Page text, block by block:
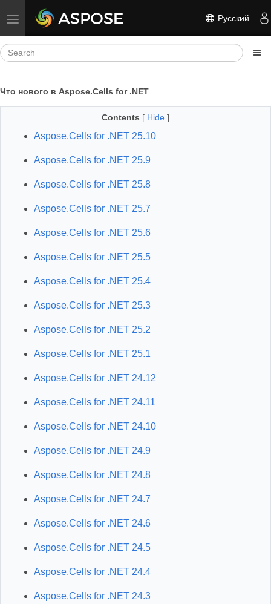
Toggle navigation Русский
Что нового в Aspose.Cells for .NET
Contents [ Hide ]
Aspose.Cells for .NET 25.10
Aspose.Cells for .NET 25.9
Aspose.Cells for .NET 25.8
Aspose.Cells for .NET 25.7
Aspose.Cells for .NET 25.6
Aspose.Cells for .NET 25.5
Aspose.Cells for .NET 25.4
Aspose.Cells for .NET 25.3
Aspose.Cells for .NET 25.2
Aspose.Cells for .NET 25.1
Aspose.Cells for .NET 24.12
Aspose.Cells for .NET 24.11
Aspose.Cells for .NET 24.10
Aspose.Cells for .NET 24.9
Aspose.Cells for .NET 24.8
Aspose.Cells for .NET 24.7
Aspose.Cells for .NET 24.6
Aspose.Cells for .NET 24.5
Aspose.Cells for .NET 24.4
Aspose.Cells for .NET 24.3